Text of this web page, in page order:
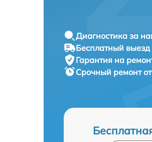
Диагностика за
Бесплатный
Гарантия на
Срочный ремонт